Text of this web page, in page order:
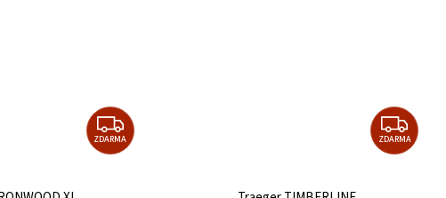
ZDARMA ZDARMA